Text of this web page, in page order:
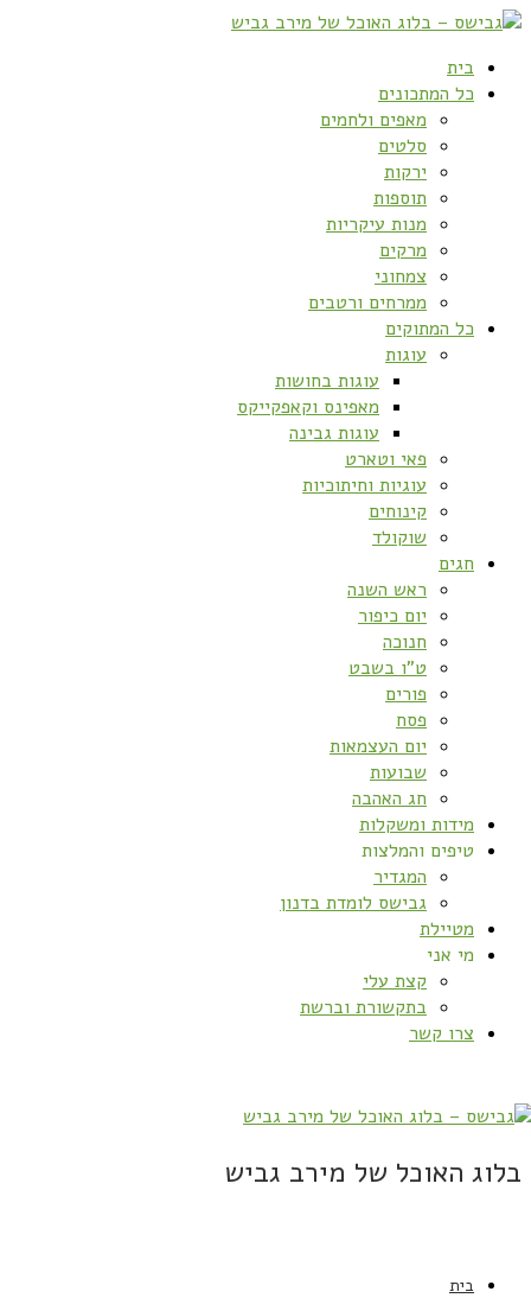
בית
כל המתכונים
מאפים ולחמים
סלטים
ירקות
תוספות
מנות עיקריות
מרקים
צמחוני
ממרחים ורטבים
כל המתוקים
עוגות
עוגות בחושות
מאפינס וקאפקייקס
עוגות גבינה
פאי וטארט
עוגיות וחיתוכיות
קינוחים
שוקולד
חגים
ראש השנה
יום כיפור
חנוכה
ט”ו בשבט
פורים
פסח
יום העצמאות
שבועות
חג האהבה
מידות ומשקלות
טיפים והמלצות
המגדיר
גבישס לומדת בדנון
מטיילת
מי אני
קצת עלי
בתקשורת וברשת
צרו קשר
בלוג האוכל של מירב גביש
בית